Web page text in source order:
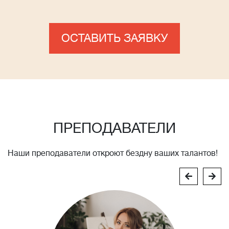
ОСТАВИТЬ ЗАЯВКУ
ПРЕПОДАВАТЕЛИ
Наши преподаватели откроют бездну ваших талантов!